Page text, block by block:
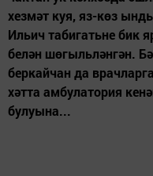
хезмәт куя, яз-көз
Ильич табигатьне бик
белән шөгыльләнгән.
беркайчан да
хәтта амбулатория
булуына...